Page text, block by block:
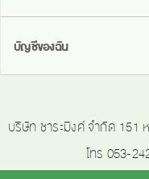
บัญชีของฉัน
บริษัท ชาระมิงค์ จำกัด 151
โทร 053-